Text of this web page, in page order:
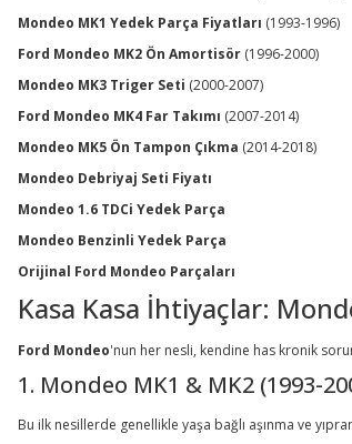
Mondeo MK1 Yedek Parça Fiyatları (1993-1996)
Ford Mondeo MK2 Ön Amortisör (1996-2000)
Mondeo MK3 Triger Seti (2000-2007)
Ford Mondeo MK4 Far Takımı (2007-2014)
Mondeo MK5 Ön Tampon Çıkma (2014-2018)
Mondeo Debriyaj Seti Fiyatı
Mondeo 1.6 TDCi Yedek Parça
Mondeo Benzinli Yedek Parça
Orijinal Ford Mondeo Parçaları
Kasa Kasa İhtiyaçlar:
Ford Mondeo'nun her nesli, kendine has kronik
1. Mondeo MK1 & MK2 (1993-
Bu ilk nesillerde genellikle yaşa bağlı aşınma ve